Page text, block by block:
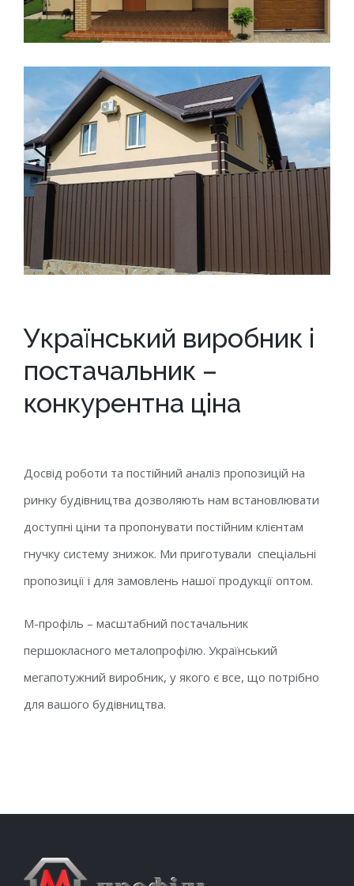
Український виробник і
постачальник –
конкурентна ціна
Досвід роботи та постійний аналіз пропозицій на
ринку будівництва дозволяють нам встановлювати
доступні ціни та пропонувати постійним клієнтам
гнучку систему знижок. Ми приготували спеціальні
пропозиції і для замовлень нашої продукції оптом.
М-профіль – масштабний постачальник
першокласного металопрофілю. Український
мегапотужний виробник, у якого є все, що потрібно
для вашого будівництва.